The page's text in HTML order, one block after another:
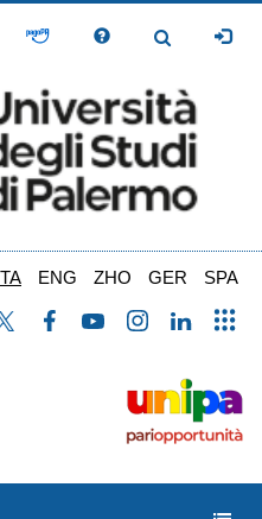
Toggle
ENG ZHO GER SPA